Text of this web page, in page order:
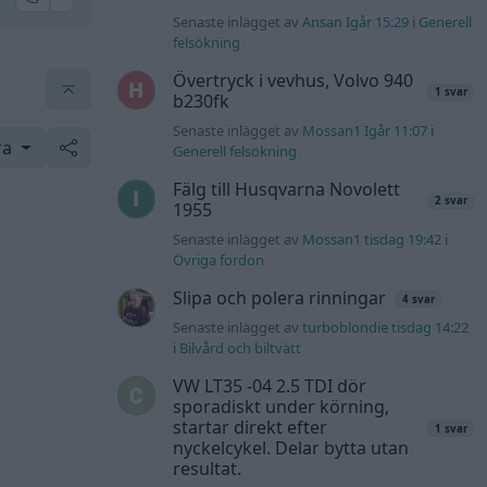
Senaste inlägget avAnsan Igår 15:29 i Generell
felsökning
Övertryck i vevhus, Volvo 940
b230fk
1 svar
Senaste inlägget av Mossan1 Igår 11:07 i
Generell felsökning
Fälg till Husqvarna Novolett
1955
2 svar
Senaste inlägget av Mossan1 tisdag 19:42 i
Övriga fordon
Slipa och polera rinningar 4 svar
Senaste inlägget avturboblondie tisdag 14:22
i Bilvård och biltvätt
VW LT35 -04 2.5 TDI dör
sporadiskt under körning,
startar direkt efter
nyckelcykel. Delar bytta utan
resultat.
1 svar